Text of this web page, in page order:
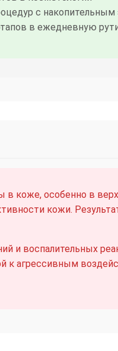
с
в ежедневную
коже, особенно в
кожи.
и воспалительных
агрессивным